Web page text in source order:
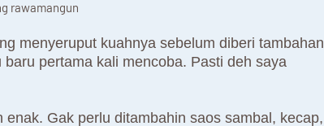
menyeruput kuahnya sebelum diberi tambahan
pertama kali mencoba. Pasti deh saya
Gak perlu ditambahin saos sambal, kecap,